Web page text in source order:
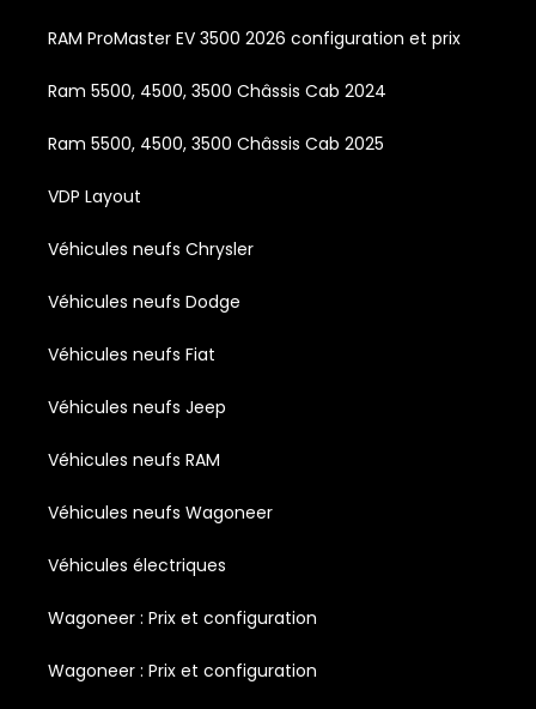
RAM ProMaster EV 3500 2026 configuration et prix
Ram 5500, 4500, 3500 Châssis Cab 2024
Ram 5500, 4500, 3500 Châssis Cab 2025
VDP Layout
Véhicules neufs Chrysler
Véhicules neufs Dodge
Véhicules neufs Fiat
Véhicules neufs Jeep
Véhicules neufs RAM
Véhicules neufs Wagoneer
Véhicules électriques
Wagoneer : Prix et configuration
Wagoneer : Prix et configuration